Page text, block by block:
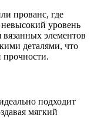
прованс, где
уровень
элементов
деталями, что
прочности.
подходит
мягкий